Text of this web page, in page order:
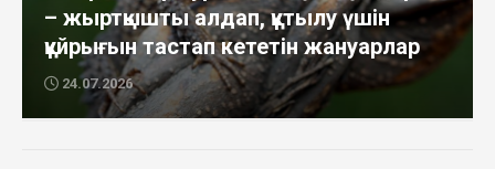
– жыртқышты алдап, құтылу үшін
құйрығын тастап кететін жануарлар
24.07.2026